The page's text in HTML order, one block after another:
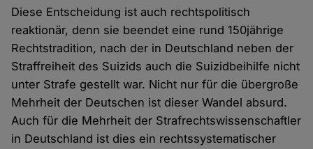
Diese Entscheidung ist auch rechtspolitisch
reaktionär, denn sie beendet eine rund 150jährige
Rechtstradition, nach der in Deutschland neben der
Straffreiheit des Suizids auch die Suizidbeihilfe nicht
unter Strafe gestellt war. Nicht nur für die übergroße
Mehrheit der Deutschen ist dieser Wandel absurd.
Auch für die Mehrheit der Strafrechtswissenschaftler
in Deutschland ist dies ein rechtssystematischer